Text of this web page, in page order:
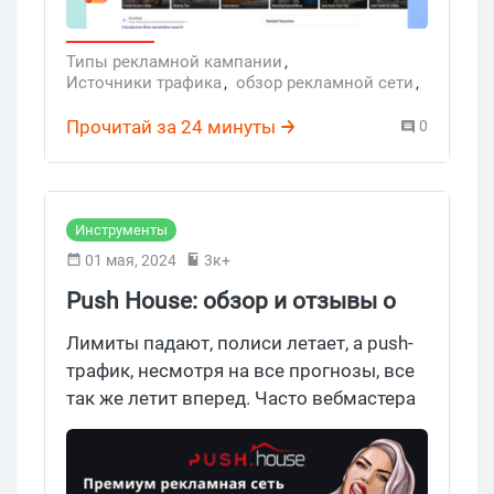
офферы. Почитать конечно заходи и
мнением поделись, но лить трафик туда
стоит на свой страх и риск. Гоу!
Типы рекламной кампании,
Источники трафика, обзор рекламной сети,
поисковые системы,SEO аудит
Прочитай за 24 минуты 0
Инструменты
01 мая, 2024 3к+
Push House: обзор и отзывы о
рекламной сети Пуш Хаус
Лимиты падают, полиси летает, а push-
трафик, несмотря на все прогнозы, все
так же летит вперед. Часто вебмастера
предпочитают пуши именно из-за
несложного залива на вертикали нутры,
адалта или гемблинга. А что может быть